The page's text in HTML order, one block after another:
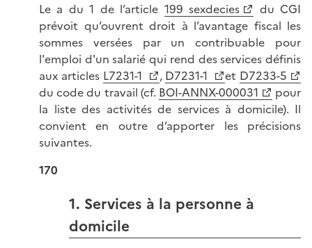
Le a du 1 de l’article 199 sexdecies
du CGI
prévoit qu’ouvrent droit à l’avantage fiscal les
sommes versées par un contribuable pour
l'emploi d'un salarié qui rend des services définis
aux articles L7231-1 , D7231-1 et D7233-5
du code du travail (cf. BOI-ANNX-000031
pour
la liste des activités de services à domicile). Il
convient en outre d’apporter les précisions
suivantes.
170
1. Services à la personne à
domicile